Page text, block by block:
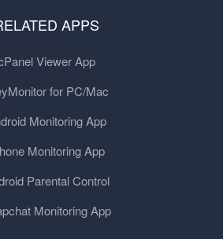
APPS
Viewer App
for PC/Mac
Monitoring App
Monitoring App
Parental Control
Monitoring App